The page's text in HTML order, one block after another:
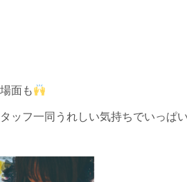
面も
ッフ一同うれしい気持ちでいっぱ